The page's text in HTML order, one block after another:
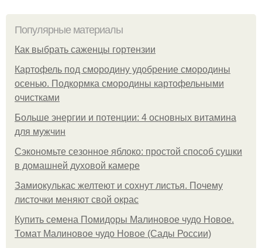
Популярные материалы
Как выбрать саженцы гортензии
Картофель под смородину удобрение смородины
осенью. Подкормка смородины картофельными
очистками
Больше энергии и потенции: 4 основных витамина
для мужчин
Сэкономьте сезонное яблоко: простой способ сушки
в домашней духовой камере
Замиокулькас желтеют и сохнут листья. Почему
листочки меняют свой окрас
Купить семена Помидоры Малиновое чудо Новое.
Томат Малиновое чудо Новое (Сады России)